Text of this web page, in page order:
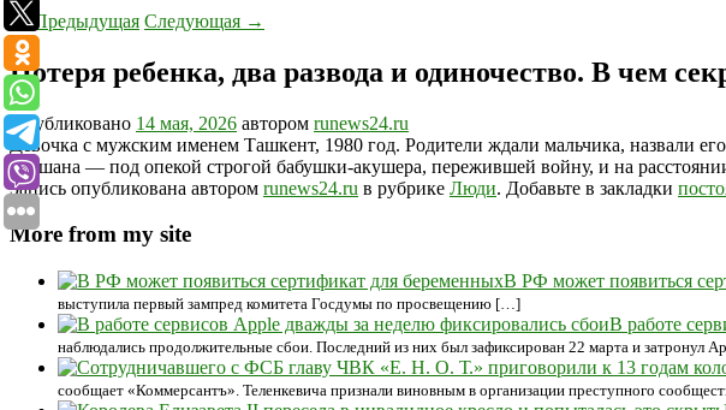
←Предыдущая Следующая →
Потеря ребенка, два развода и одиночество. В чем
Опубликовано 14 мая, 2026 автором runews24.ru
Девочка с мужским именем Ташкент, 1980 год. Родители ждали мальчика, назвали
Равшана — под опекой строгой бабушки-акушера, пережившей войну, и на
Запись опубликована автором runews24.ru в рубрике Люди. Добавьте в закладки
More from my site
В РФ может появиться
выступила первый зампред комитета Госдумы по просвещению […]
В работе
наблюдались продолжительные сбои. Последний из них был зафиксирован 22 марта и затронул
сообщает «Коммерсантъ». Теленкевича признали виновным в организации преступного